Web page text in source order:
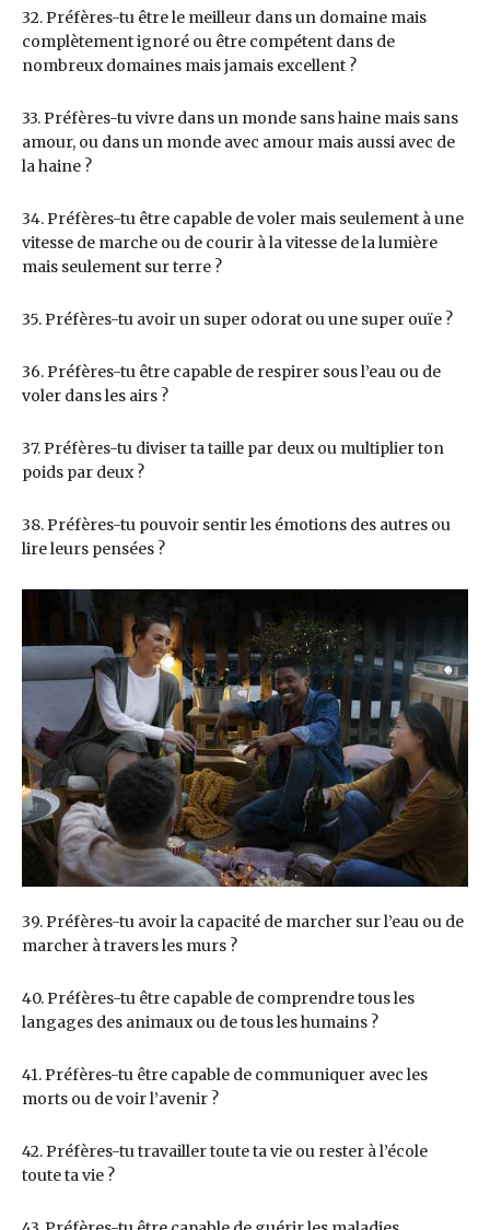
32. Préfères-tu être le meilleur dans un domaine mais
complètement ignoré ou être compétent dans de
nombreux domaines mais jamais excellent ?
33. Préfères-tu vivre dans un monde sans haine mais sans
amour, ou dans un monde avec amour mais aussi avec de
la haine ?
34. Préfères-tu être capable de voler mais seulement à une
vitesse de marche ou de courir à la vitesse de la lumière
mais seulement sur terre ?
35. Préfères-tu avoir un super odorat ou une super ouïe ?
36. Préfères-tu être capable de respirer sous l’eau ou de
voler dans les airs ?
37. Préfères-tu diviser ta taille par deux ou multiplier ton
poids par deux ?
38. Préfères-tu pouvoir sentir les émotions des autres ou
lire leurs pensées ?
39. Préfères-tu avoir la capacité de marcher sur l’eau ou de
marcher à travers les murs ?
40. Préfères-tu être capable de comprendre tous les
langages des animaux ou de tous les humains ?
41. Préfères-tu être capable de communiquer avec les
morts ou de voir l’avenir ?
42. Préfères-tu travailler toute ta vie ou rester à l’école
toute ta vie ?